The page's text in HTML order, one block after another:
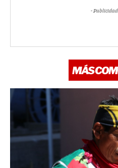
- Publicidad
MÁS